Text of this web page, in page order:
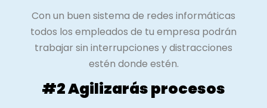
Con un buen sistema de redes informáticas
todos los empleados de tu empresa podrán
trabajar sin interrupciones y distracciones
estén donde estén.
#2 Agilizarás procesos